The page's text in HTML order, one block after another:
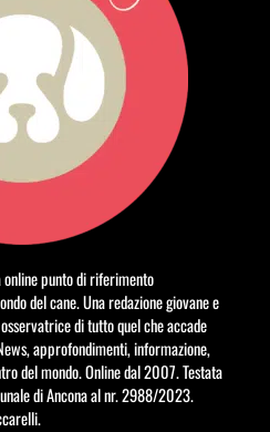
punto di riferimento
del cane. Una redazione giovane e
di tutto quel che accade
approfondimenti, informazione,
del mondo. Online dal 2007. Testata
di Ancona al nr. 2988/2023.